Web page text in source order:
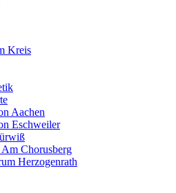
Kreis
Aachen
Eschweiler
Am Chorusberg
Herzogenrath